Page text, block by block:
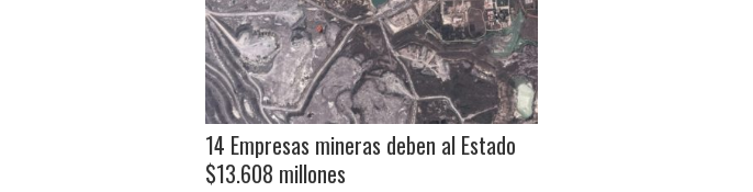
14 Empresas mineras deben al Estado
$13.608 millones